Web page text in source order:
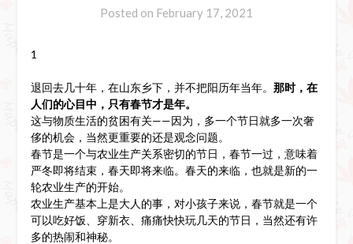
Posted on February 17, 2021
1
退回去几十年，在山东乡下，并不把阳历年当年。 那时，在
人们的心目中，只有春节才是年。
这与物质生活的贫困有关——因为，多一个节日就多一次奢
侈的机会，当然更重要的还是观念问题。
春节是一个与农业生产关系密切的节日，春节一过，意味着
严冬即将结束，春天即将来临。春天的来临，也就是新的一
轮农业生产的开始。
农业生产基本上是大人的事，对小孩子来说，春节就是一个
可以吃好饭、穿新衣、痛痛快快玩几天的节日，当然还有许
多的热闹和神秘。